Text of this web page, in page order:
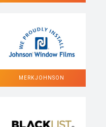
MERK JOHNSON